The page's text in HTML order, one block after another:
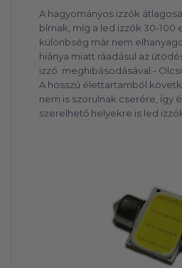
A hagyományos izzók
bírnak, míg a led izzók 30-100
különbség már nem
hiánya miatt ráadásul az
izzó meghibásodásával.-
A hosszú élettartamból
nem is szorulnak cserére, így
szerelhető helyekre is led